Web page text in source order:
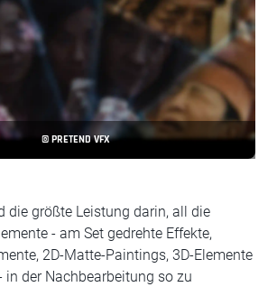
© PRETEND VFX
die größte Leistung darin, all die
- am Set gedrehte Effekte,
2D-Matte-Paintings, 3D-Elemente
in der Nachbearbeitung so zu